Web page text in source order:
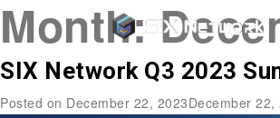
Month:
SIX Network Q3 2023
Posted on December 22, 2023December 22,